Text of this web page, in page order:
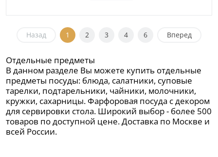
Назад 1 2 3 4 6 Вперед
Отдельные предметы
В данном разделе Вы можете купить отдельные
предметы посуды: блюда, салатники, суповые
тарелки, подтарельники, чайники, молочники,
кружки, сахарницы. Фарфоровая посуда с декором
для сервировки стола. Широкий выбор - более 500
товаров по доступной цене. Доставка по Москве и
всей России.